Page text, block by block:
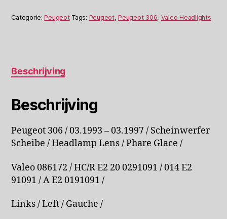
086172
Links
Categorie: Peugeot Tags: Peugeot, Peugeot 306, Valeo Headlights
Beschrijving
Beschrijving
Peugeot 306 / 03.1993 – 03.1997 / Scheinwerfer
Scheibe / Headlamp Lens / Phare Glace /
Valeo 086172 / HC/R E2 20 0291091 / 014 E2
91091 / A E2 0191091 /
Links / Left / Gauche /